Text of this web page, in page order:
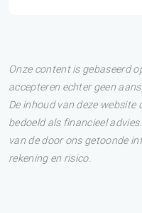
Onze content is gebaseerd
accepteren echter geen
De inhoud van deze
bedoeld als financieel
van de door ons getoonde
rekening en risico.